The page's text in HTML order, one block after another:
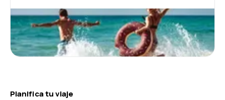
Planifica tu viaje